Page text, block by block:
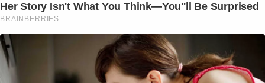
Her Story Isn't What You Think—You''ll Be Surprised
BRAINBERRIES